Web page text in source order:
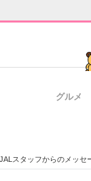
グルメ
スタッフからのメッセー